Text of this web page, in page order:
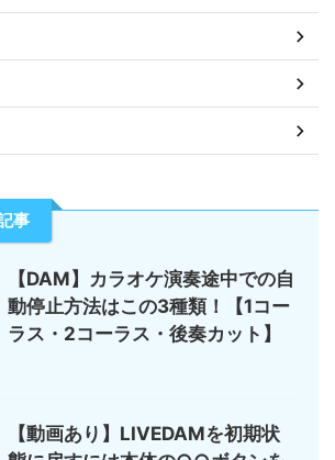
事
【DAM】カラオケ演奏途中での自
動停止方法はこの3種類！【1コー
ラス・2コーラス・後奏カット】
【動画あり】LIVEDAMを初期状